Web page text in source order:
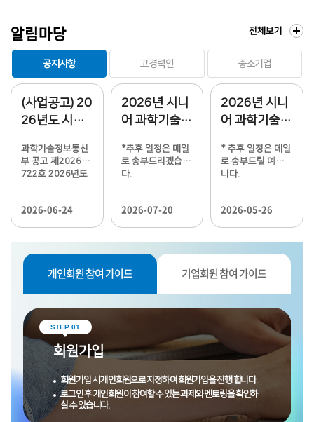
R
e
d
s
c
i
e
n
t
i
알림마당
신
글
공지사항 고경력인 중소기업
공
(사업공고) 20
26년도 시니
공공기관 활용
·지원사업 하
과학기술정보통신
부 공고 제2026-0
722호 2026년도
원사업 하반기 공고
을...
2026-06-24
2026년 시니
어 과학기술인
원사업 추가모
집 선정공고
*추후 일정은 메일
로 송부드리겠습니
다.
2026-07-20
2026년 시니
어 과학기술인
원사업 선정공
고
* 추후 일정은 메일
로 송부드릴 예정입
니다.
2026-05-26
전체보기
개인회원 참여 가이드 기업회원 참여 가이드
STEP 01
회원가입
회원가입 시 개인회원으로 지정하여 회원가입을 진행 합니다.
로그인 후 개인회원이 참여할 수 있는 과제와 멘토링을 확인하
실 수 있습니다.